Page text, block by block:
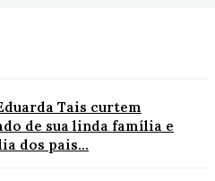
Tais curtem
de sua linda família e
dos pais...